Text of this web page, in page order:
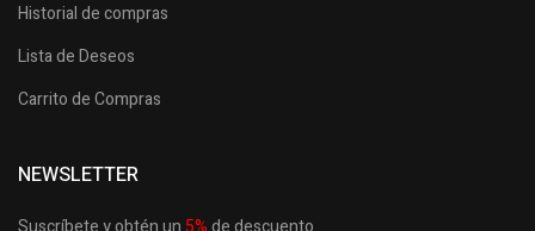
Historial de compras
Lista de Deseos
Carrito de Compras
NEWSLETTER